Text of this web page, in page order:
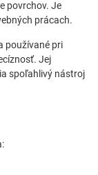
povrchov. Je
prácach.
používané pri
Jej
spoľahlivý nástroj